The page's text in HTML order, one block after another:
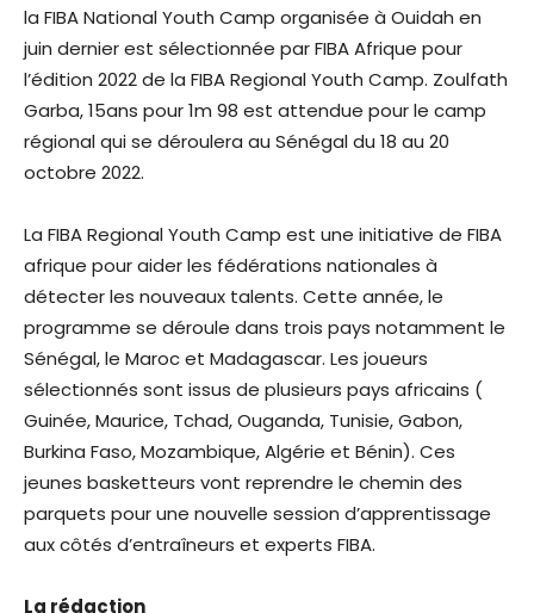
la FIBA National Youth Camp organisée à Ouidah en
juin dernier est sélectionnée par FIBA Afrique pour
l’édition 2022 de la FIBA Regional Youth Camp. Zoulfath
Garba, 15ans pour 1m 98 est attendue pour le camp
régional qui se déroulera au Sénégal du 18 au 20
octobre 2022.
La FIBA Regional Youth Camp est une initiative de FIBA
afrique pour aider les fédérations nationales à
détecter les nouveaux talents. Cette année, le
programme se déroule dans trois pays notamment le
Sénégal, le Maroc et Madagascar. Les joueurs
sélectionnés sont issus de plusieurs pays africains (
Guinée, Maurice, Tchad, Ouganda, Tunisie, Gabon,
Burkina Faso, Mozambique, Algérie et Bénin). Ces
jeunes basketteurs vont reprendre le chemin des
parquets pour une nouvelle session d’apprentissage
aux côtés d’entraîneurs et experts FIBA.
La rédaction